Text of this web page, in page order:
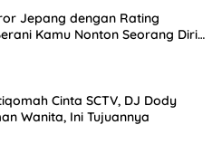
Jepang dengan Rating
Kamu Nonton Seorang Diri
Cinta SCTV, DJ Dody
Wanita, Ini Tujuannya